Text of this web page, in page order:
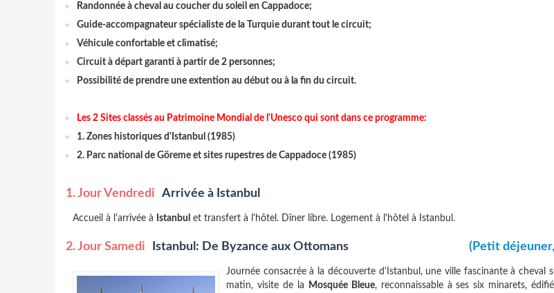
Randonnée à cheval au coucher du soleil en Cappadoce;
Guide-accompagnateur spécialiste de la Turquie durant tout le circuit;
Véhicule confortable et climatisé;
Circuit à départ garanti à partir de 2 personnes;
Possibilité de prendre une extention au début ou à la fin du circuit.
Les 2 Sites classés au Patrimoine Mondial de l'Unesco qui sont dans ce programme:
1. Zones historiques d'Istanbul (1985)
2. Parc national de Göreme et sites rupestres de Cappadoce (1985)
1. Jour Vendredi Arrivée à Istanbul
Accueil à l'arrivée à Istanbul et transfert à l'hôtel. Dîner libre. Logement à l'hôtel à Istanbul.
2. Jour Samedi Istanbul: De Byzance aux Ottomans (Petit
Journée consacrée à la découverte d'Istanbul, une ville fascinante à cheval
matin, visite de la
Mosquée Bleue, reconnaissable à ses six minarets,